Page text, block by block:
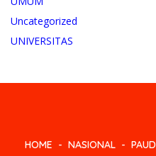
Uncategorized
UNIVERSITAS
HOME NASIONAL PAUD